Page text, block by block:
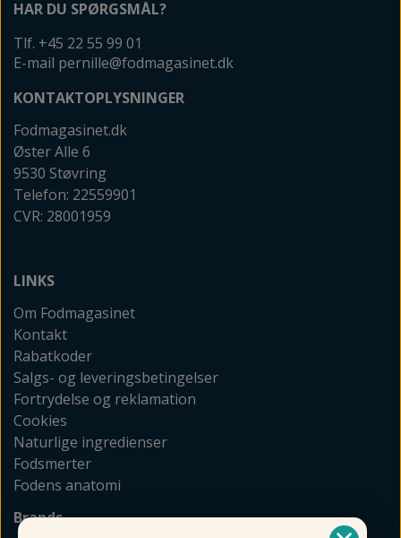
HAR DU SPØRGSMÅL?
Tlf. +45 22 55 99 01
E-mail pernille@fodmagasinet.dk
KONTAKTOPLYSNINGER
Fodmagasinet.dk
Øster Alle 6
9530 Støvring
Telefon: 22559901
CVR: 28001959
LINKS
Om Fodmagasinet
Kontakt
Rabatkoder
Salgs- og leveringsbetingelser
Fortrydelse og reklamation
Cookies
Naturlige ingredienser
Fodsmerter
Fodens anatomi
Brands